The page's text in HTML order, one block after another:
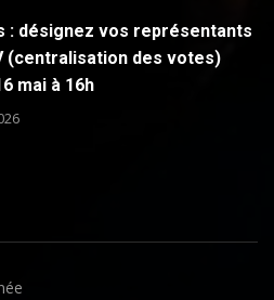
: désignez vos représentants
(centralisation des votes)
mai à 16h